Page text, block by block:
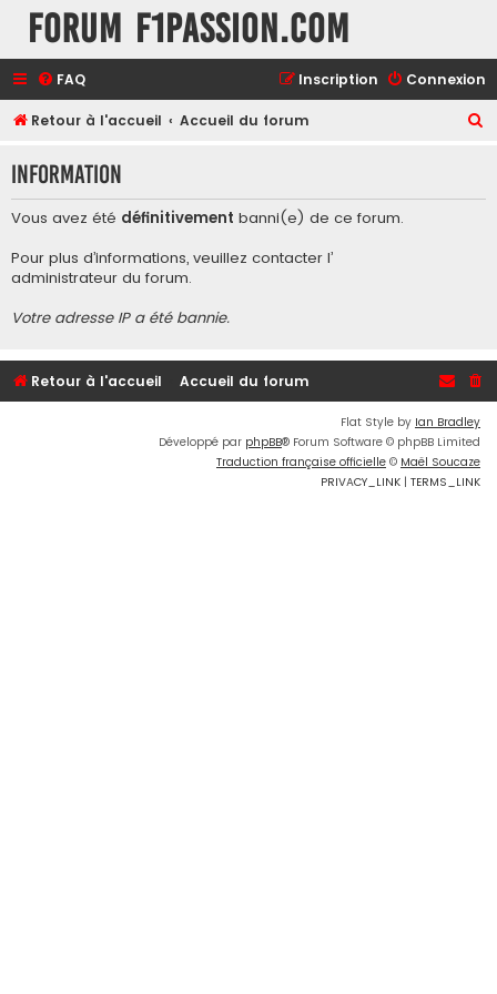
Forum F1Passion.com
FAQ Connexion
Inscription
Retour à l'accueil Accueil du forum
h
Information
Vous avez été définitivement banni(e) de ce forum.
Pour plus d’informations, veuillez contacter l’
administrateur du forum.
Votre adresse IP a été bannie.
Retour à l'accueil Accueil du forum
Flat Style by Ian Bradley
Développé par phpBB® Forum Software © phpBB Limited
Traduction française officielle © Maël Soucaze
PRIVACY_LINK | TERMS_LINK